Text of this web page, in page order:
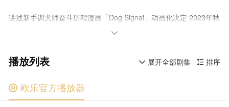
讲述新手训犬师奋斗历程漫画「Dog Signal」动画化决定 2023年秋

 排序
 展开全部剧集
播放列表
 欧乐官方播放器